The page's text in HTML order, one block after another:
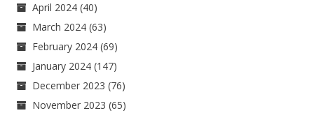
April 2024 (40)
March 2024 (63)
February 2024 (69)
January 2024 (147)
December 2023 (76)
November 2023 (65)